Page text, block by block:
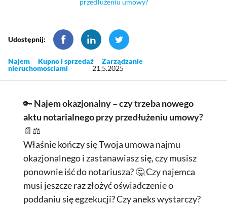
przedłużeniu umowy?
Najem Kupno i sprzedaż
Zarządzanie
nieruchomościami
21.5.2025
Udostępnij:
🔑 Najem okazjonalny – czy trzeba nowego
aktu notarialnego przy przedłużeniu umowy?
📄⚖️
Właśnie kończy się Twoja umowa najmu
okazjonalnego i zastanawiasz się, czy musisz
ponownie iść do notariusza? 🤔 Czy najemca
musi jeszcze raz złożyć oświadczenie o
poddaniu się egzekucji? Czy aneks wystarczy?